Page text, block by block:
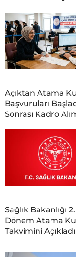
Açıktan Atama
Başvuruları
Sonrası Kadro
Sağlık Bakanlığı 2.
Dönem Atama
Takvimini Açıkladı